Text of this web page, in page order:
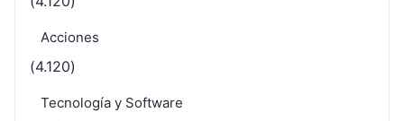
Acciones
(4.120)
Tecnología y Software